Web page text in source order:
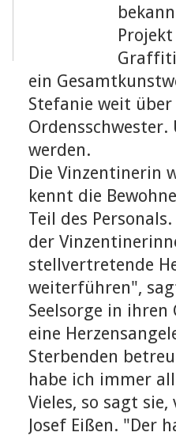
ein
Stefanie weit
werden.
Die Vinzentinerin
kennt die
Teil des
der
stellvertretende
weiterführen",
Seelsorge in
eine
Sterbenden
habe ich immer
Vieles, so sagt
Josef Eißen. "Der